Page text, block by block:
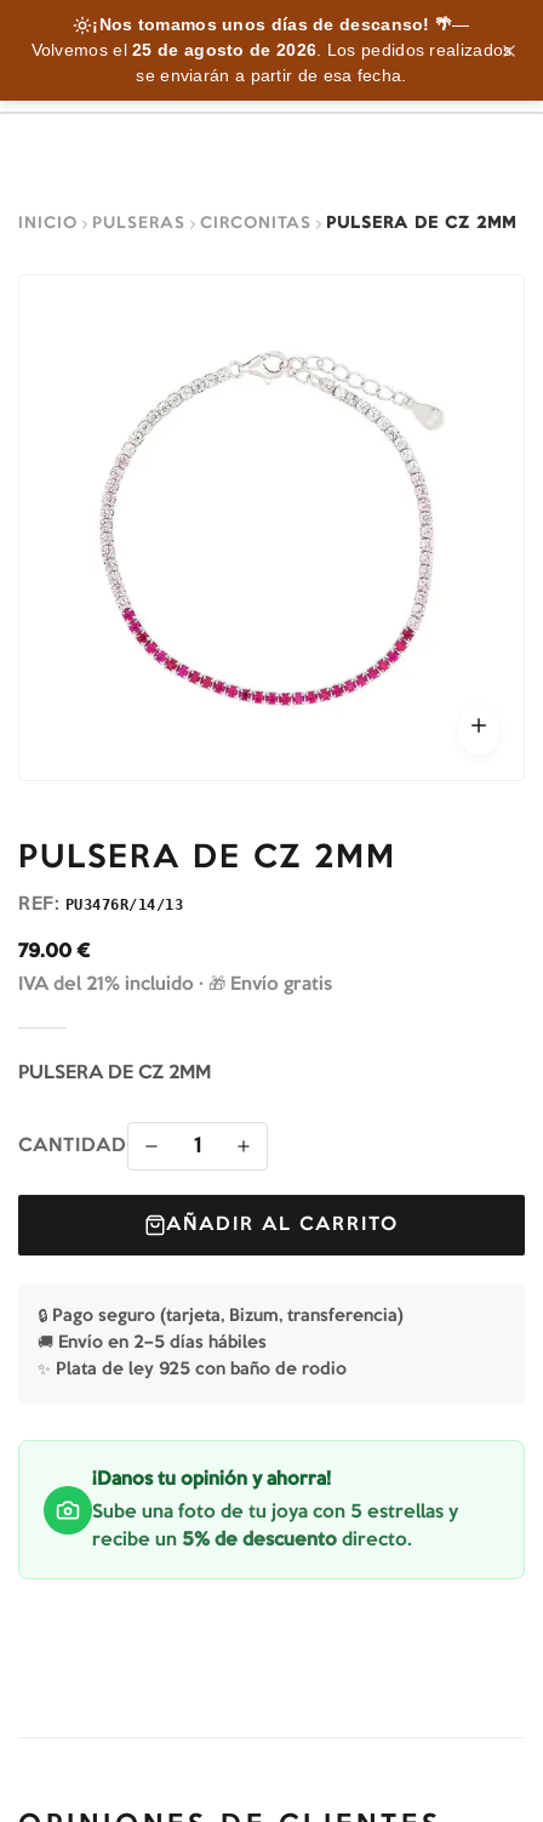
¡Nos tomamos unos días de descanso! 🌴—
Volvemos el25 de agosto de 2026. Los pedidos realizados
se enviarán a partir de esa fecha.
INICIO PULSERAS CIRCONITAS PULSERA DE CZ 2MM
PULSERA DE CZ 2MM
REF: PU3476R/14/13
79.00 €
IVA del 21% incluido · 🎁 Envío gratis
PULSERA DE CZ 2MM
CANTIDAD 1
AÑADIR AL CARRITO
🔒 Pago seguro (tarjeta, Bizum, transferencia)
🚚 Envío en 2–5 días hábiles
✨ Plata de ley 925 con baño de rodio
¡Danos tu opinión y ahorra!
Sube una foto de tu joya con 5 estrellas y
recibe un 5% de descuento directo.